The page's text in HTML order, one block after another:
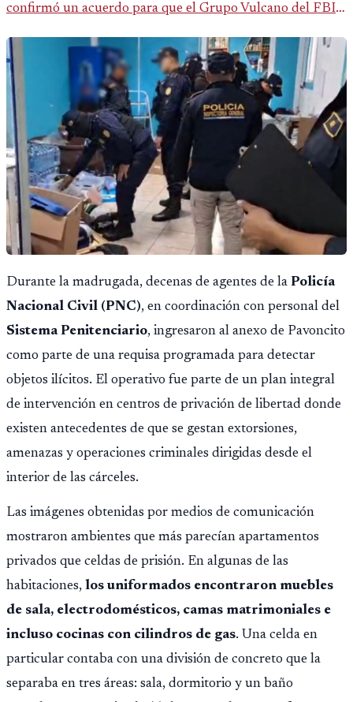
confirmó un acuerdo para que el Grupo Vulcano del FBI
fallido con la administración anterior del Ministerio
Público.
Durante la madrugada, decenas de agentes de la Policía
Nacional Civil (PNC), en coordinación con personal del
Sistema Penitenciario, ingresaron al anexo de Pavoncito
como parte de una requisa programada para detectar
objetos ilícitos. El operativo fue parte de un plan integral
de intervención en centros de privación de libertad donde
existen antecedentes de que se gestan extorsiones,
amenazas y operaciones criminales dirigidas desde el
interior de las cárceles.
Las imágenes obtenidas por medios de comunicación
mostraron ambientes que más parecían apartamentos
privados que celdas de prisión. En algunas de las
habitaciones, los uniformados encontraron muebles
de sala, electrodomésticos, camas matrimoniales e
incluso cocinas con cilindros de gas. Una celda en
particular contaba con una división de concreto que la
separaba en tres áreas: sala, dormitorio y un baño